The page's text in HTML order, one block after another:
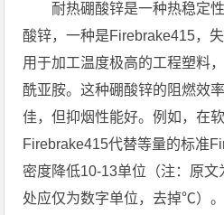
耐热硼酸锌是一种热稳定
酸锌，一种是Firebrake415，
用于加工温度极高的工程塑料
酰亚胺。这种硼酸锌的阻燃效
佳，但抑烟性能好。例如，在
Firebrake415代替等量的标准
密度降低10-13单位（注：原文
处应仅为数字单位，去掉℃）